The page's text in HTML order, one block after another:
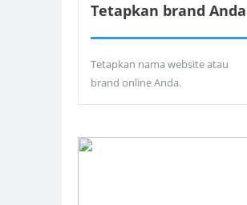
Tetapkan brand Anda
Tetapkan nama website atau
brand online Anda.